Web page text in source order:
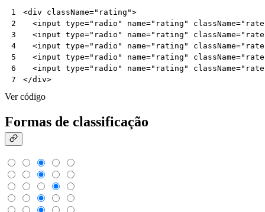
1
2
3
4
5
6
7
<div className="rating">
<input type="radio" name="rating" className="rate
<input type="radio" name="rating" className="rate
<input type="radio" name="rating" className="rate
<input type="radio" name="rating" className="rate
<input type="radio" name="rating" className="rate
</div>
Ver código
Formas de classificação